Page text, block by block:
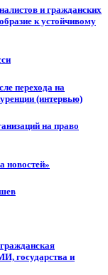
и гражданских
к устойчивому
перехода на
(интервью)
на право
новостей»
государства и